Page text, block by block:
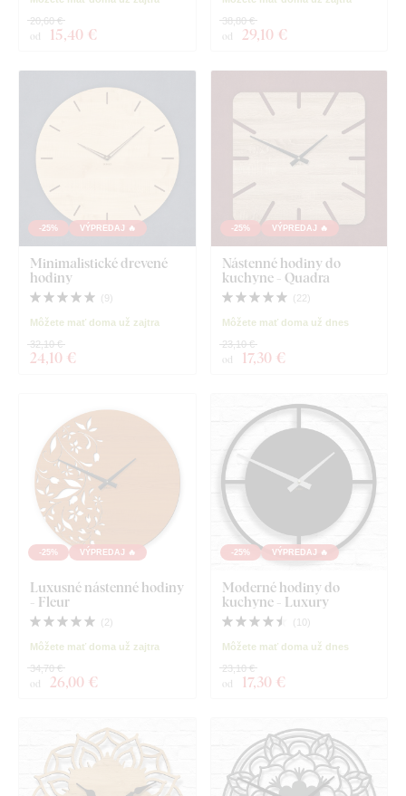
od 15,40 €
20,60 €
od 29,10 €
38,80 €
-25% VÝPREDAJ 🔥
Minimalistické drevené
hodiny
( 9 )
Môžete mať doma už zajtra
24,10 €
32,10 €
-25% VÝPREDAJ 🔥
Nástenné hodiny do
kuchyne - Quadra
( 22)
Môžete mať doma už dnes
od 17,30 €
23,10 €
-25% VÝPREDAJ 🔥
Luxusné nástenné hodiny
- Fleur
( 2)
Môžete mať doma už zajtra
od 26,00 €
34,70 €
-25% VÝPREDAJ 🔥
Moderné hodiny do
kuchyne - Luxury
( 10)
Môžete mať doma už dnes
od 17,30 €
23,10 €